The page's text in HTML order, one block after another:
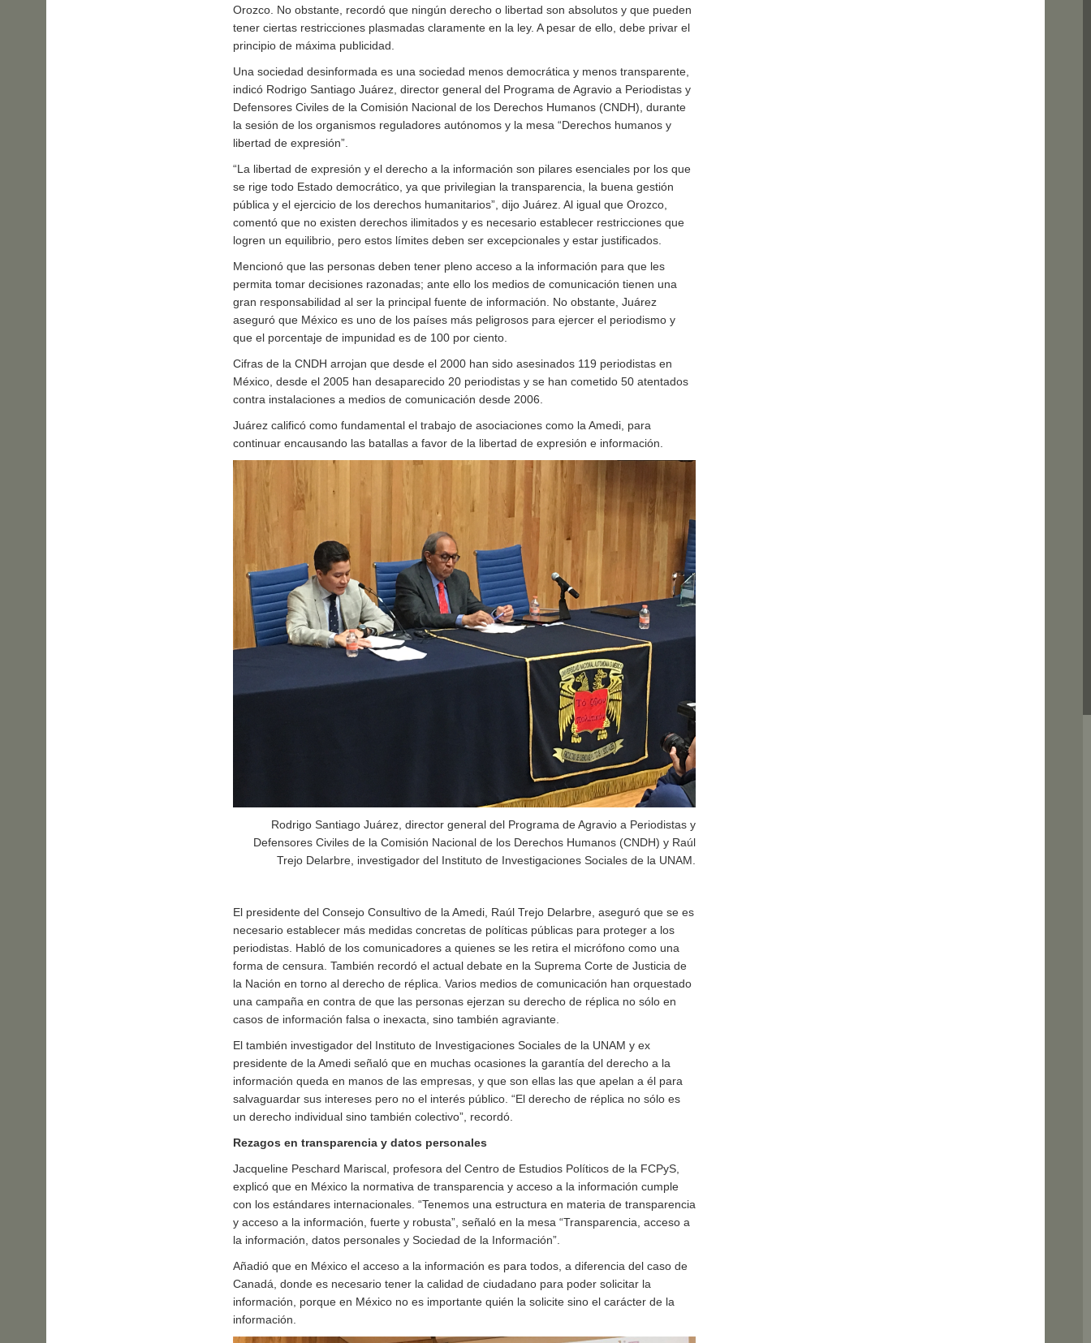
Orozco. No obstante, recordó que ningún derecho o libertad son absolutos y que pueden
tener ciertas restricciones plasmadas claramente en la ley. A pesar de ello, debe privar el
principio de máxima publicidad.
Una sociedad desinformada es una sociedad menos democrática y menos transparente,
indicó Rodrigo Santiago Juárez, director general del Programa de Agravio a Periodistas y
Defensores Civiles de la Comisión Nacional de los Derechos Humanos (CNDH), durante
la sesión de los organismos reguladores autónomos y la mesa “Derechos humanos y
libertad de expresión”.
“La libertad de expresión y el derecho a la información son pilares esenciales por los que
se rige todo Estado democrático, ya que privilegian la transparencia, la buena gestión
pública y el ejercicio de los derechos humanitarios”, dijo Juárez. Al igual que Orozco,
comentó que no existen derechos ilimitados y es necesario establecer restricciones que
logren un equilibrio, pero estos límites deben ser excepcionales y estar justificados.
Mencionó que las personas deben tener pleno acceso a la información para que les
permita tomar decisiones razonadas; ante ello los medios de comunicación tienen una
gran responsabilidad al ser la principal fuente de información. No obstante, Juárez
aseguró que México es uno de los países más peligrosos para ejercer el periodismo y
que el porcentaje de impunidad es de 100 por ciento.
Cifras de la CNDH arrojan que desde el 2000 han sido asesinados 119 periodistas en
México, desde el 2005 han desaparecido 20 periodistas y se han cometido 50 atentados
contra instalaciones a medios de comunicación desde 2006.
Juárez calificó como fundamental el trabajo de asociaciones como la Amedi, para
continuar encausando las batallas a favor de la libertad de expresión e información.
Rodrigo Santiago Juárez, director general del Programa de Agravio a Periodistas y
Defensores Civiles de la Comisión Nacional de los Derechos Humanos (CNDH) y Raúl
Trejo Delarbre, investigador del Instituto de Investigaciones Sociales de la UNAM.
El presidente del Consejo Consultivo de la Amedi, Raúl Trejo Delarbre, aseguró que se es
necesario establecer más medidas concretas de políticas públicas para proteger a los
periodistas. Habló de los comunicadores a quienes se les retira el micrófono como una
forma de censura. También recordó el actual debate en la Suprema Corte de Justicia de
la Nación en torno al derecho de réplica. Varios medios de comunicación han orquestado
una campaña en contra de que las personas ejerzan su derecho de réplica no sólo en
casos de información falsa o inexacta, sino también agraviante.
El también investigador del Instituto de Investigaciones Sociales de la UNAM y ex
presidente de la Amedi señaló que en muchas ocasiones la garantía del derecho a la
información queda en manos de las empresas, y que son ellas las que apelan a él para
salvaguardar sus intereses pero no el interés público. “El derecho de réplica no sólo es
un derecho individual sino también colectivo”, recordó.
Rezagos en transparencia y datos personales
Jacqueline Peschard Mariscal, profesora del Centro de Estudios Políticos de la FCPyS,
explicó que en México la normativa de transparencia y acceso a la información cumple
con los estándares internacionales. “Tenemos una estructura en materia de transparencia
y acceso a la información, fuerte y robusta”, señaló en la mesa “Transparencia, acceso a
la información, datos personales y Sociedad de la Información”.
Añadió que en México el acceso a la información es para todos, a diferencia del caso de
Canadá, donde es necesario tener la calidad de ciudadano para poder solicitar la
información, porque en México no es importante quién la solicite sino el carácter de la
información.